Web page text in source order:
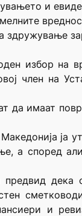
и
здружување
избор на
член на
имаат
ја
а според
предвид
и